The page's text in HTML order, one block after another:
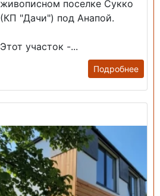
живописном поселке Сукко
(КП "Дачи") под Анапой.
Этот участок -...
Подробнее